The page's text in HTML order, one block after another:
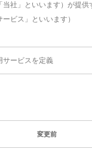
当社」といいます）が提供
ービス」といいます）
サービスを定義
変更前